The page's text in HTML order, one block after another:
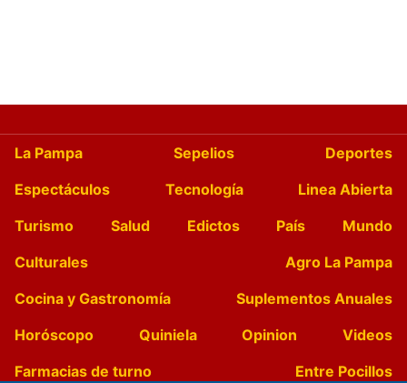
La Pampa Sepelios
Deportes
Espectáculos
Tecnología
Linea Abierta
Turismo
Salud Edictos País
Mundo
Culturales
Agro La Pampa
Cocina y Gastronomía
Suplementos Anuales
Horóscopo
Quiniela Opinion
Videos
Farmacias de turno
Entre Pocillos